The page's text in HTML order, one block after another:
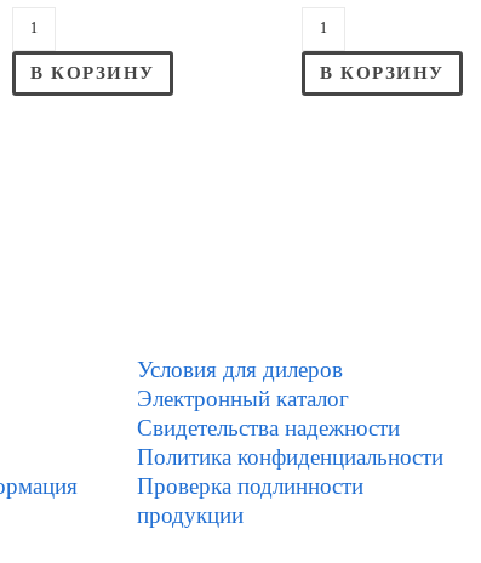
В КОРЗИНУ В КОРЗИНУ
Условия для дилеров
Электронный каталог
Свидетельства надежности
Политика конфиденциальности
Проверка подлинности
продукции